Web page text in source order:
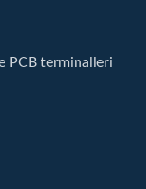
PCB terminalleri